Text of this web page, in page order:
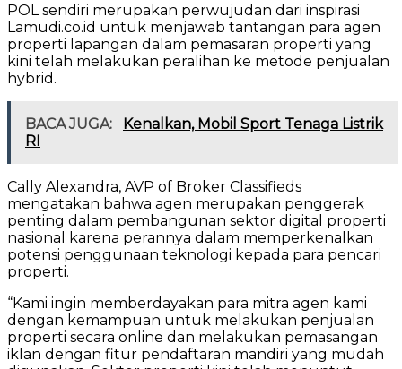
POL sendiri merupakan perwujudan dari inspirasi
Lamudi.co.id untuk menjawab tantangan para agen
properti lapangan dalam pemasaran properti yang
kini telah melakukan peralihan ke metode penjualan
hybrid.
BACA JUGA:
Kenalkan, Mobil Sport Tenaga Listrik
RI
Cally Alexandra, AVP of Broker Classifieds
mengatakan bahwa agen merupakan penggerak
penting dalam pembangunan sektor digital properti
nasional karena perannya dalam memperkenalkan
potensi penggunaan teknologi kepada para pencari
properti.
“Kami ingin memberdayakan para mitra agen kami
dengan kemampuan untuk melakukan penjualan
properti secara online dan melakukan pemasangan
iklan dengan fitur pendaftaran mandiri yang mudah